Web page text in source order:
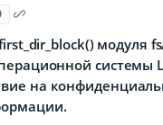
модуля
системы
на